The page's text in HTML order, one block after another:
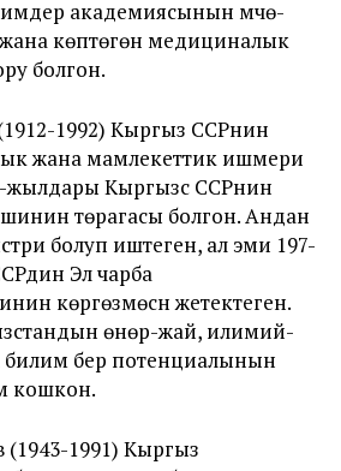
академиясынын мүчө-
көптөгөн медициналык
болгон.
1992) Кыргыз ССРнин
жана мамлекеттик ишмери
жылдары Кыргызс ССРнин
төрагасы болгон. Андан
болуп иштеген, ал эми 197-
Эл чарба
көргөзмөсүн жетектеген.
өнөр-жай, илимий-
берүү потенциалынын
кошкон.
1991) Кыргыз